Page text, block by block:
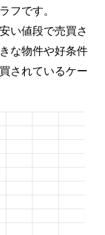
フです。
い値段で売買さ
な物件や好条件
されているケー